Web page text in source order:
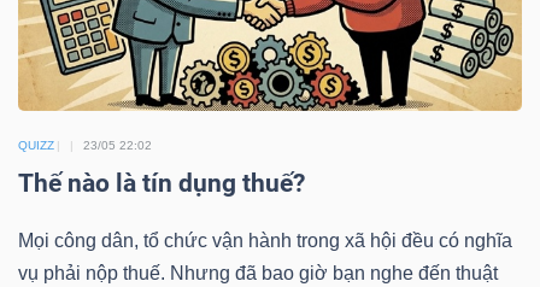
QUIZZ 23/05 22:02
Thế nào là tín dụng thuế?
Mọi công dân, tổ chức vận hành trong xã hội đều có nghĩa
vụ phải nộp thuế. Nhưng đã bao giờ bạn nghe đến thuật
NGHIỆP
DÙNG
KHÔNG
THIẾT